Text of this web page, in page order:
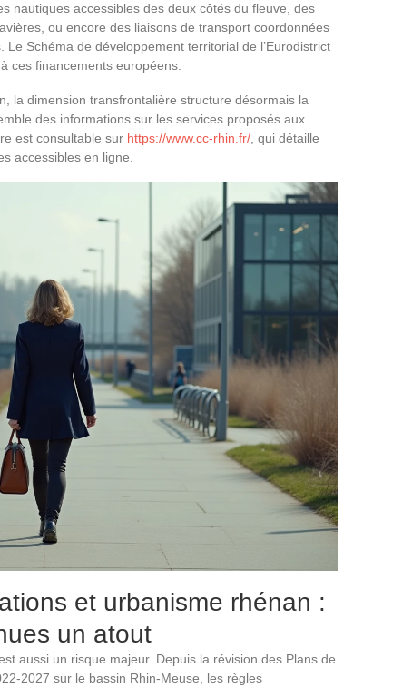
nautiques accessibles des deux côtés du fleuve, des
ou encore des liaisons de transport coordonnées
Schéma de développement territorial de l’Eurodistrict
ces financements européens.
la dimension transfrontalière structure désormais la
des informations sur les services proposés aux
est consultable sur https://www.cc-rhin.fr/ , qui détaille
accessibles en ligne.
et urbanisme rhénan :
un atout
aussi un risque majeur. Depuis la révision des Plans de
2027 sur le bassin Rhin-Meuse, les règles